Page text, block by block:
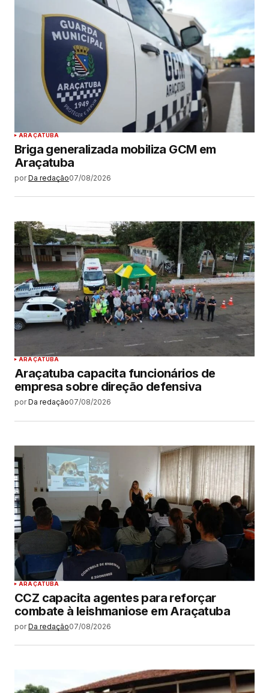
ARAÇATUBA
Briga generalizada mobiliza GCM em
Araçatuba
por Da redação07/08/2026
ARAÇATUBA
Araçatuba capacita funcionários de
empresa sobre direção defensiva
por Da redação07/08/2026
ARAÇATUBA
CCZ capacita agentes para reforçar
combate à leishmaniose em Araçatuba
por Da redação07/08/2026